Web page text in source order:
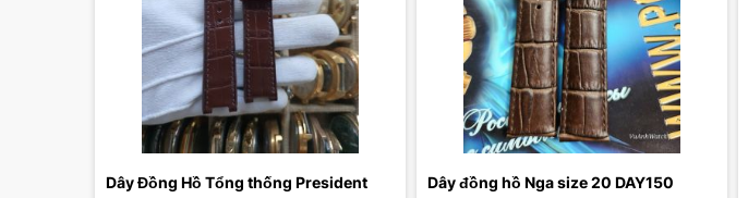
Dây Đồng Hồ Tổng thống President
Dây đồng hồ Nga size 20 DAY150